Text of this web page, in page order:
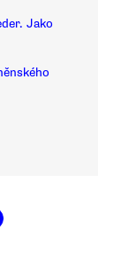
Jako